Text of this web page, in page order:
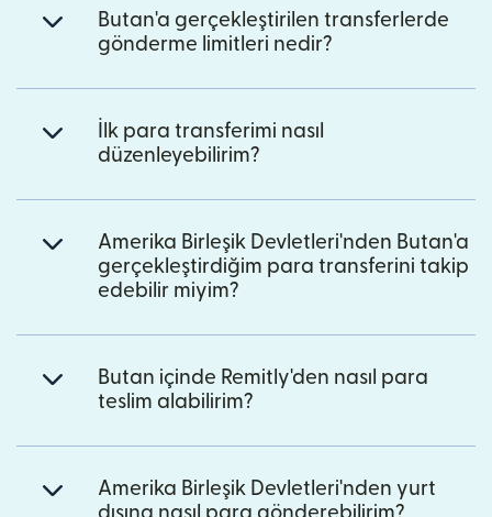
Butan'a gerçekleştirilen transferlerde
gönderme limitleri nedir?
İlk para transferimi nasıl
düzenleyebilirim?
Amerika Birleşik Devletleri'nden Butan'a
gerçekleştirdiğim para transferini takip
edebilir miyim?
Butan içinde Remitly'den nasıl para
teslim alabilirim?
Amerika Birleşik Devletleri'nden yurt